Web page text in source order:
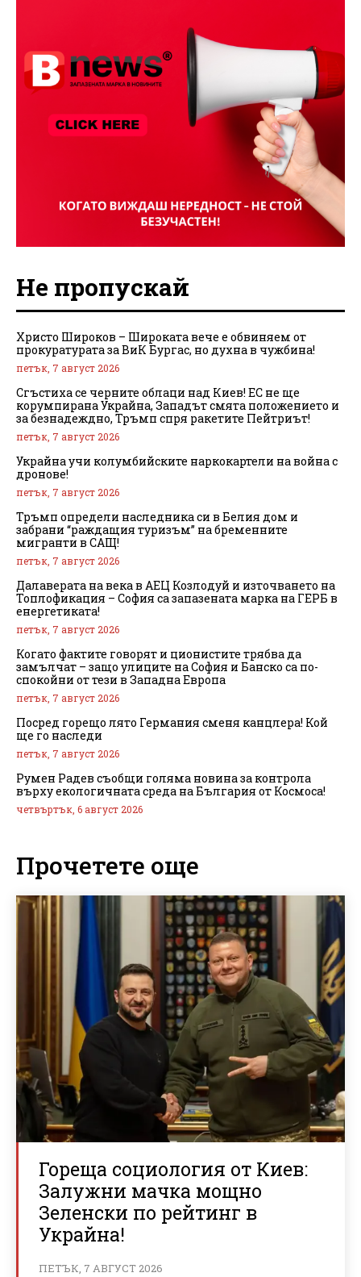
Не пропускай
Христо Широков – Широката вече е обвиняем от
прокуратурата за ВиК Бургас, но духна в чужбина!
петък, 7 август 2026
Сгъстиха се черните облаци над Киев! ЕС не ще
корумпирана Украйна, Западът смята положението и
за безнадеждно, Тръмп спря ракетите Пейтриът!
петък, 7 август 2026
Украйна учи колумбийските наркокартели на война с
дронове!
петък, 7 август 2026
Тръмп определи наследника си в Белия дом и
забрани “раждащия туризъм” на бременните
мигранти в САЩ!
петък, 7 август 2026
Далаверата на века в АЕЦ Козлодуй и източването на
Топлофикация – София са запазената марка на ГЕРБ в
енергетиката!
петък, 7 август 2026
Когато фактите говорят и ционистите трябва да
замълчат – защо улиците на София и Банско са по-
спокойни от тези в Западна Европа
петък, 7 август 2026
Посред горещо лято Германия сменя канцлера! Кой
ще го наследи
петък, 7 август 2026
Румен Радев съобщи голяма новина за контрола
върху екологичната среда на България от Космоса!
четвъртък, 6 август 2026
Прочетете още
Гореща социология от Киев:
Залужни мачка мощно
Зеленски по рейтинг в
Украйна!
ПЕТЪК, 7 АВГУСТ 2026